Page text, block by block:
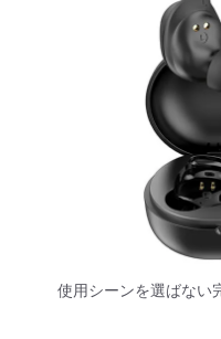
使用シーンを選ばない